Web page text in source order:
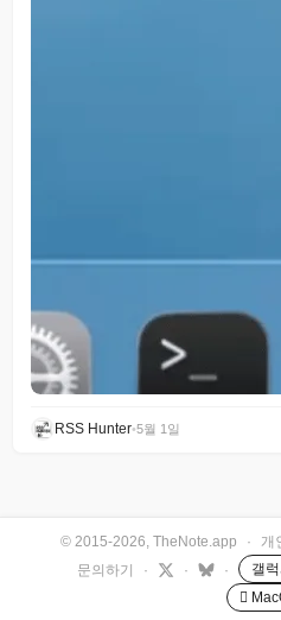
RSS Hunter•5월 1일
© 2015-2026, TheNote.app · 개
문의하기
· · · 갤
